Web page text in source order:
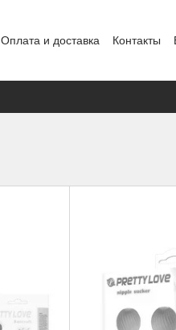
Оплата и доставка Контакты